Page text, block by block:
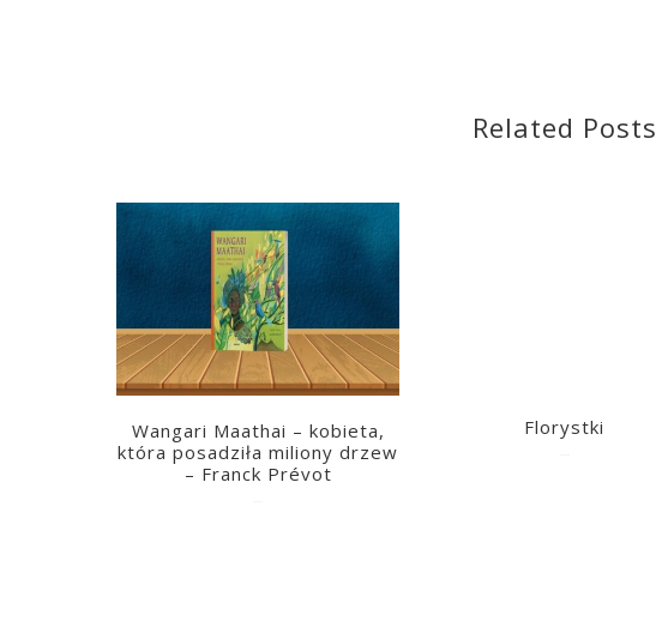
Related Posts
Wangari Maathai – kobieta,
która posadziła miliony drzew
– Franck Prévot
Florystki